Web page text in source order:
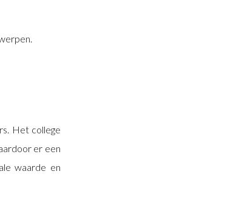
Het college
er een
waarde en